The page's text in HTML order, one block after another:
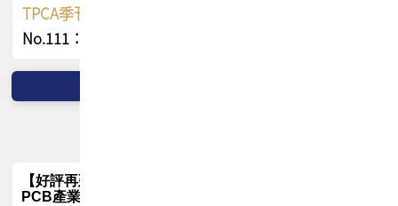
TPCA季刊 FREE 線上版
No.111：PCB全球風險布局與韌性
【好評再延長】PCB GPT 全面開放體驗延長到8月!!
PCB產業專屬 AI 知識平台